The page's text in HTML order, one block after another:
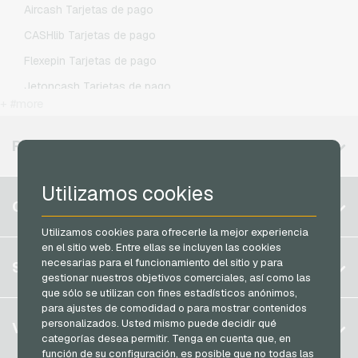
Utilizamos cookies
Utilizamos cookies para ofrecerle la mejor experiencia
en el sitio web. Entre ellas se incluyen las cookies
necesarias para el funcionamiento del sitio y para
gestionar nuestros objetivos comerciales, así como las
que sólo se utilizan con fines estadísticos anónimos,
para ajustes de comodidad o para mostrar contenidos
personalizados. Usted mismo puede decidir qué
categorías desea permitir. Tenga en cuenta que, en
función de su configuración, es posible que no todas las
Aircash Tarjetas de pago
CASHlib Tarjetas de pago
Flexepin Tarjetas de pago
Jetoncash Tarjetas de pago
Neosurf Tarjetas de pago
Razer Gold Tarjetas de pago
Transcash Tarjetas de pago
REGIONES DISPONIBLES
Bélgica
Alemania (DE)
Alemania (EN)
Francia
Italia
CUENTA
Registrar
Iniciar sesión
Mi carrito
SERVICIO
FAQ
Modos de pago
VGO-SHOP